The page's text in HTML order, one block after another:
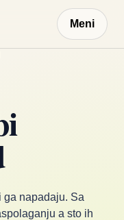
Meni
ga napadaju. Sa
a sto ih